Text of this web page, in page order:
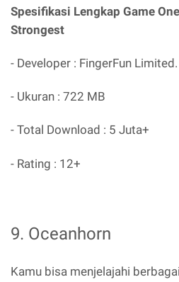
Spesifikasi Lengkap Game
Strongest
- Developer : FingerFun Limited.
- Ukuran : 722 MB
- Total Download : 5 Juta+
- Rating : 12+
9. Oceanhorn
Kamu bisa menjelajahi